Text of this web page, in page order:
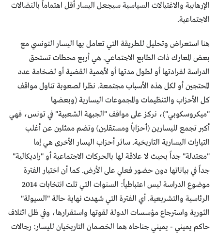
الإرهابية والاغتيالات السياسية سيجعل اليسار أقل اهتماماً بالنضالات
الاجتماعية.
هنا استعراض وتحليل للطريقة التي تعامل بها اليسار التونسي مع
بعض المعارك ذات الطابع الاجتماعي. هي أربع محطات تستحق
الدراسة لفرادتها أو لطول مدتها أو لأهمية القضية أو لضخامة عدد
المحتجين أو لكل هذه الأسباب مجتمعة. نظرا لصعوبة تناول مواقف
كل الأحزاب والتنظيمات والمجموعات اليسارية (وبعضها
"ميكروسكوبي")، نركز على مواقف "الجبهة الشعبية" في تونس، فهي
أكبر تجمع لليسارين (أحزاباً ومستقلين) وتضم ممثلين عن أغلب
التيارات اليسارية التاريخية. سائر أحزاب اليسار الأخرى هي إما
"معتدلة" جداً بحيث لا علاقة لها بالحركات الاجتماعية أو "راديكالية"
جداً في بياناتها دون حضور فعلي على الأرض. كما أن اختيار الفترة
موضوع الدراسة ليس اعتباطياً: السنوات التي تلت انتخابات 2014
الرئاسية والتشريعية. أي الفترة التي شهدت نهاية حالة "السيولة"
الثورية واسترجاع مؤسسات الدولة لقوتها واستقرارها، وفي ظل ائتلاف
حاكم يميني - يميني جناحاه هما الخصمان التاريخيان لليسار: رجالات